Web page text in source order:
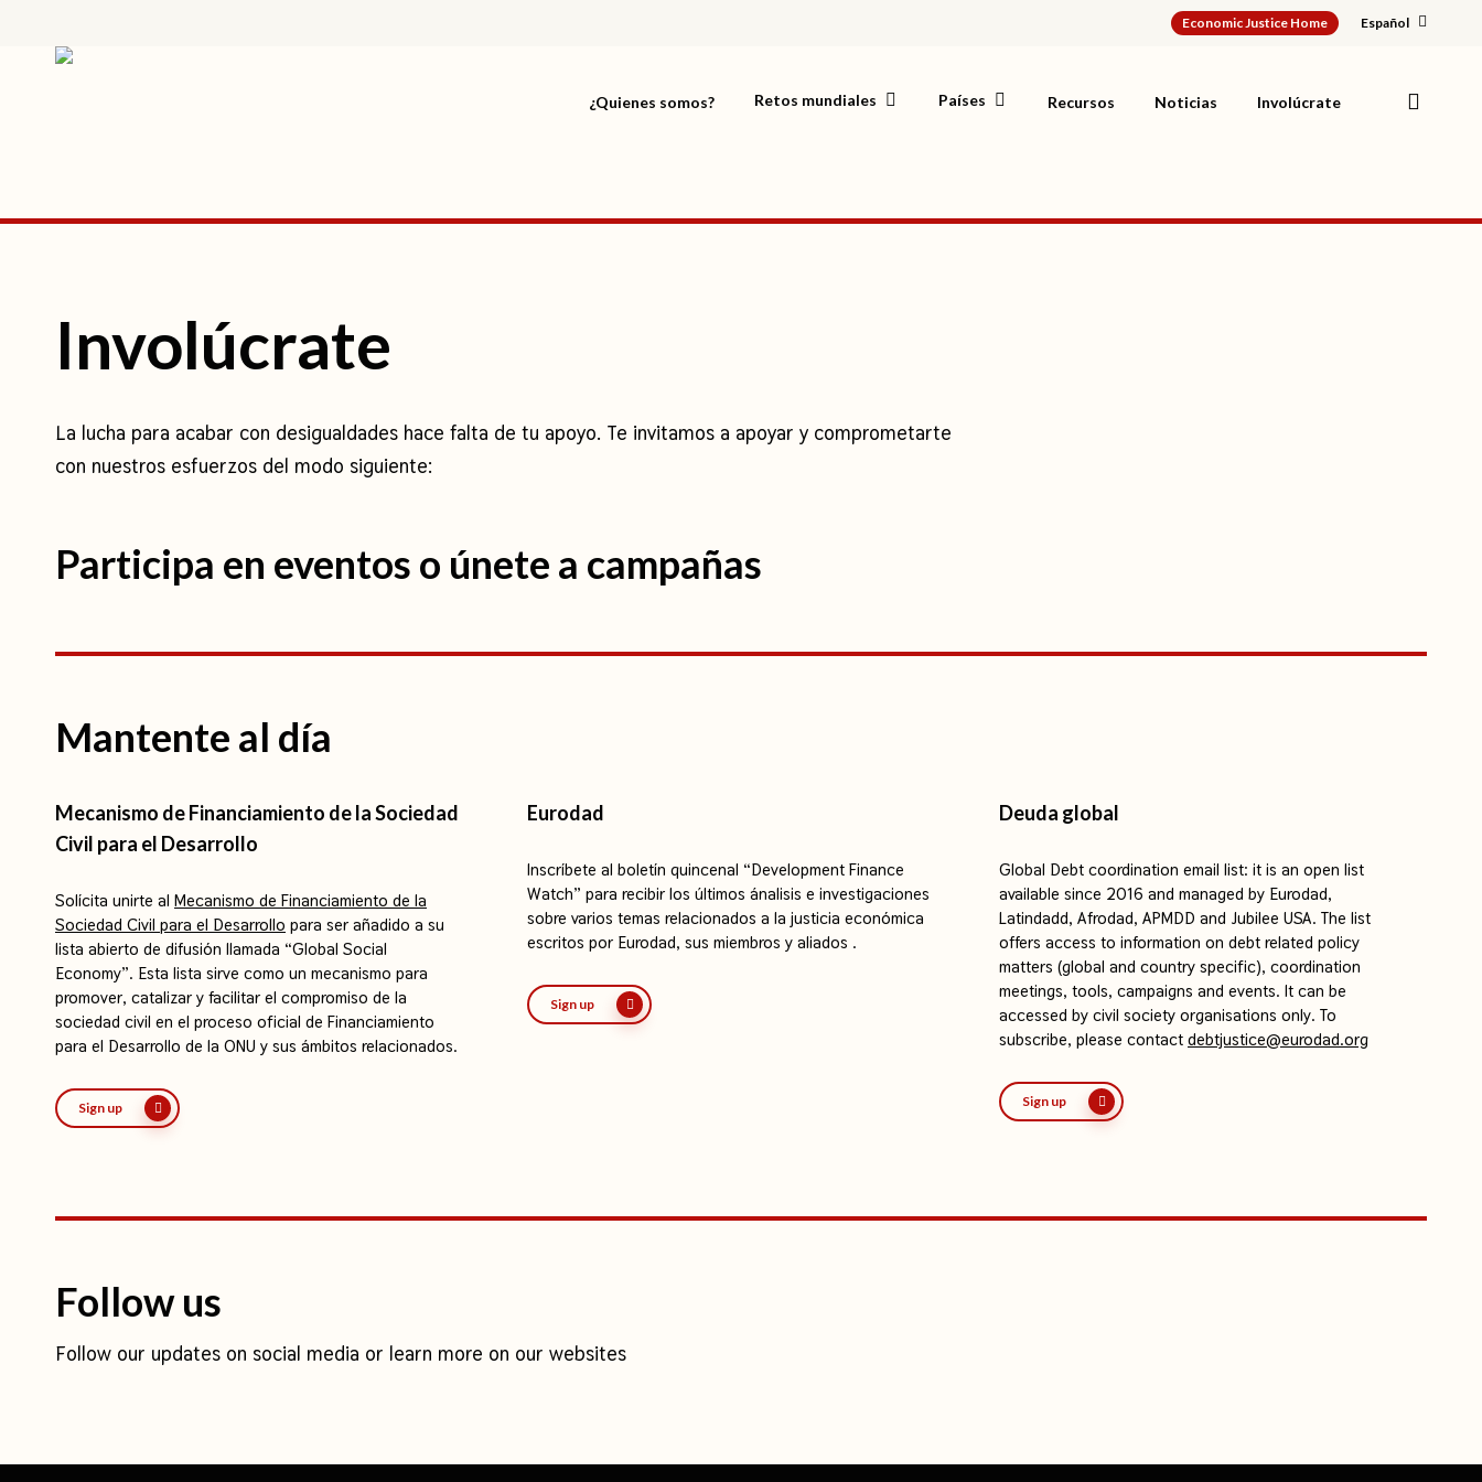
Economic Justice Home Español
¿Quienes somos? Retos mundiales Países Recursos Noticias Involúcrate
Involúcrate
La lucha para acabar con desigualdades hace falta de tu apoyo. Te invitamos a apoyar y comprometarte
con nuestros esfuerzos del modo siguiente:
Participa en eventos o únete a campañas
Mantente al día
Mecanismo de Financiamiento de la Sociedad
Civil para el Desarrollo
Solícita unirte al Mecanismo de Financiamiento de la
Sociedad Civil para el Desarrollo para ser añadido a su
lista abierto de difusión llamada “Global Social
Economy”. Esta lista sirve como un mecanismo para
promover, catalizar y facilitar el compromiso de la
sociedad civil en el proceso oficial de Financiamiento
para el Desarrollo de la ONU y sus ámbitos relacionados.
Sign up
Eurodad
Inscríbete al boletín quincenal “Development Finance
Watch” para recibir los últimos ánalisis e investigaciones
sobre varios temas relacionados a la justicia económica
escritos por Eurodad, sus miembros y aliados .
Sign up
Deuda global
Global Debt coordination email list: it is an open list
available since 2016 and managed by Eurodad,
Latindadd, Afrodad, APMDD and Jubilee USA. The list
offers access to information on debt related policy
matters (global and country specific), coordination
meetings, tools, campaigns and events. It can be
accessed by civil society organisations only. To
subscribe, please contact debtjustice@eurodad.org
Sign up
Follow us
Follow our updates on social media or learn more on our websites